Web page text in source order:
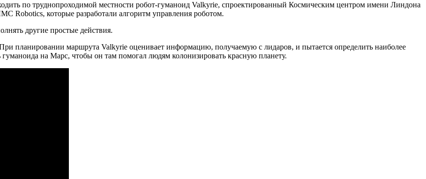
по труднопроходимой местности робот-гуманоид Valkyrie, спроектированный Космическим центром имени Линдона
Robotics, которые разработали алгоритм управления роботом.
другие простые действия.
планировании маршрута Valkyrie оценивает информацию, получаемую с лидаров, и пытается определить наиболее
на Марс, чтобы он там помогал людям колонизировать красную планету.